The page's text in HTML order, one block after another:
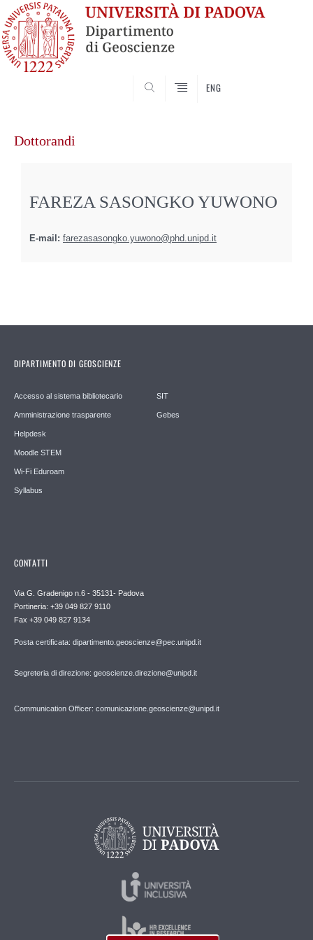
ENG
contenuto
Dottorandi
FAREZA SASONGKO YUWONO
E-mail: farezasasongko.yuwono@phd.unipd.it
DIPARTIMENTO DI GEOSCIENZE
Accesso al sistema bibliotecario
Amministrazione trasparente
Helpdesk
Moodle STEM
Wi-Fi Eduroam
Syllabus
SIT
Gebes
CONTATTI
Via G. Gradenigo n.6 - 35131- Padova
Portineria: +39 049 827 9110
Fax +39 049 827 9134
Posta certificata: dipartimento.geoscienze@pec.unipd.it
Segreteria di direzione: geoscienze.direzione@unipd.it
Communication Officer: comunicazione.geoscienze@unipd.it